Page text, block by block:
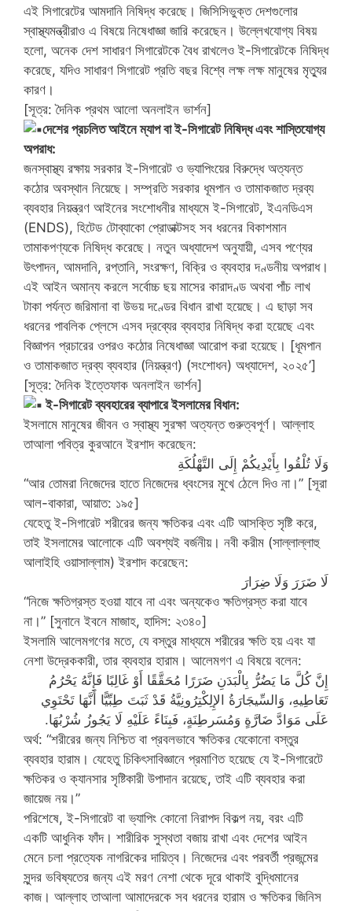
এই সিগারেটের আমদানি নিষিদ্ধ করেছে। জিসিসিভুক্ত দেশগুলোর
স্বাস্থ্যমন্ত্রীরাও এ বিষয়ে নিষেধাজ্ঞা জারি করেছেন। উল্লেখযোগ্য বিষয়
হলো, অনেক দেশ সাধারণ সিগারেটকে বৈধ রাখলেও ই-সিগারেটকে নিষিদ্ধ
করেছে, যদিও সাধারণ সিগারেট প্রতি বছর বিশ্বে লক্ষ লক্ষ মানুষের মৃত্যুর
কারণ।
[সূত্র: দৈনিক প্রথম আলো অনলাইন ভার্শন]
দেশের প্রচলিত আইনে ম্যাপ বা ই-সিগারেট নিষিদ্ধ এবং শাস্তিযোগ্য
অপরাধ:
জনস্বাস্থ্য রক্ষায় সরকার ই-সিগারেট ও ভ্যাপিংয়ের বিরুদ্ধে অত্যন্ত
কঠোর অবস্থান নিয়েছে। সম্প্রতি সরকার ধূমপান ও তামাকজাত দ্রব্য
ব্যবহার নিয়ন্ত্রণ আইনের সংশোধনীর মাধ্যমে ই-সিগারেট, ইএনডিএস
(ENDS), হিটেড টোব্যাকো প্রোডাক্টসহ সব ধরনের বিকাশমান
তামাকপণ্যকে নিষিদ্ধ করেছে। নতুন অধ্যাদেশ অনুযায়ী, এসব পণ্যের
উৎপাদন, আমদানি, রপ্তানি, সংরক্ষণ, বিক্রি ও ব্যবহার দণ্ডনীয় অপরাধ।
এই আইন অমান্য করলে সর্বোচ্চ ছয় মাসের কারাদণ্ড অথবা পাঁচ লাখ
টাকা পর্যন্ত জরিমানা বা উভয় দণ্ডের বিধান রাখা হয়েছে। এ ছাড়া সব
ধরনের পাবলিক প্লেসে এসব দ্রব্যের ব্যবহার নিষিদ্ধ করা হয়েছে এবং
বিজ্ঞাপন প্রচারের ওপরও কঠোর নিষেধাজ্ঞা আরোপ করা হয়েছে। [ধূমপান
ও তামাকজাত দ্রব্য ব্যবহার (নিয়ন্ত্রণ) (সংশোধন) অধ্যাদেশ, ২০২৫’]
[সূত্র: দৈনিক ইত্তেফাক অনলাইন ভার্শন]
ই-সিগারেট ব্যবহারের ব্যাপারে ইসলামের বিধান:
ইসলামে মানুষের জীবন ও স্বাস্থ্য সুরক্ষা অত্যন্ত গুরুত্বপূর্ণ। আল্লাহ
তাআলা পবিত্র কুরআনে ইরশাদ করেছেন:
وَلَا تُلْقُوا بِأَيْدِيكُمْ إِلَى التَّهْلُكَةِ
“আর তোমরা নিজেদের হাতে নিজেদের ধ্বংসের মুখে ঠেলে দিও না।” [সূরা
আল-বাকারা, আয়াত: ১৯৫]
যেহেতু ই-সিগারেট শরীরের জন্য ক্ষতিকর এবং এটি আসক্তি সৃষ্টি করে,
তাই ইসলামের আলোকে এটি অবশ্যই বর্জনীয়। নবী করীম (সাল্লাল্লাহু
আলাইহি ওয়াসাল্লাম) ইরশাদ করেছেন:
لَا ضَرَرَ وَلَا ضِرَارَ
“নিজে ক্ষতিগ্রস্ত হওয়া যাবে না এবং অন্যকেও ক্ষতিগ্রস্ত করা যাবে
না।” [সুনানে ইবনে মাজাহ, হাদিস: ২৩৪০]
ইসলামি আলেমগণের মতে, যে বস্তুর মাধ্যমে শরীরের ক্ষতি হয় এবং যা
নেশা উদ্রেককারী, তার ব্যবহার হারাম। আলেমগণ এ বিষয়ে বলেন:
إِنَّ كُلَّ مَا يَضُرُّ بِالْبَدَنِ ضَرَرًا مُحَقَّقًا أَوْ غَالِبًا فَإِنَّهُ يَحْرُمُ
تَعَاطِيهِ، وَالسِّيجَارَةُ الإِلِكْتِرُونِيَّةُ قَدْ ثَبَتَ طِبِّيًّا أَنَّهَا تَحْتَوِي
عَلَى مَوَادَّ ضَارَّةٍ وَمُسَرطِنَةٍ، فَبِنَاءً عَلَيْهِ لَا يَجُوزُ شُرْبُهَا.
অর্থ: “শরীরের জন্য নিশ্চিত বা প্রবলভাবে ক্ষতিকর যেকোনো বস্তুর
ব্যবহার হারাম। যেহেতু চিকিৎসাবিজ্ঞানে প্রমাণিত হয়েছে যে ই-সিগারেটে
ক্ষতিকর ও ক্যানসার সৃষ্টিকারী উপাদান রয়েছে, তাই এটি ব্যবহার করা
জায়েজ নয়।”
পরিশেষে, ই-সিগারেট বা ভ্যাপিং কোনো নিরাপদ বিকল্প নয়, বরং এটি
একটি আধুনিক ফাঁদ। শারীরিক সুস্থতা বজায় রাখা এবং দেশের আইন
মেনে চলা প্রত্যেক নাগরিকের দায়িত্ব। নিজেদের এবং পরবর্তী প্রজন্মের
সুন্দর ভবিষ্যতের জন্য এই মরণ নেশা থেকে দূরে থাকাই বুদ্ধিমানের
কাজ। আল্লাহ তাআলা আমাদেরকে সব ধরনের হারাম ও ক্ষতিকর জিনিস